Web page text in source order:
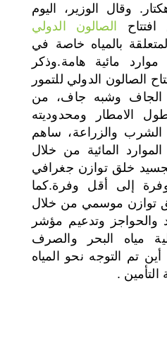
وقال الوزير، اليوم
الصالون الدولي
لمتعلقة بالمياه خاصة في
مائية هامة.وذكر
الصالون الدولي للتمور
الجاف وشبه جاف، من
الامطار ومحدوديته
الشرب والزراعة، ساهم
المائية من خلال
خلق توازن جغرافي
إلى أقل وفرة.كما
توازن موسمي من خلال
والحواجز وتدعيم مؤشر
مياه البحر والصرف
تم التوجه نحو المياه
التأمين .